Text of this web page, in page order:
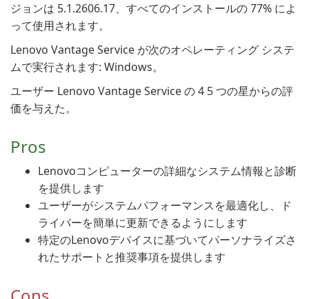
ジョンは 5.1.2606.17、すべてのインストールの 77% によ
って使用されます。
Lenovo Vantage Service が次のオペレーティング システ
ムで実行されます: Windows。
ユーザー Lenovo Vantage Service の 4 5 つの星からの評
価を与えた。
Pros
Lenovoコンピューターの詳細なシステム情報と診断
を提供します
ユーザーがシステムパフォーマンスを最適化し、ド
ライバーを簡単に更新できるようにします
特定のLenovoデバイスに基づいてパーソナライズさ
れたサポートと推奨事項を提供します